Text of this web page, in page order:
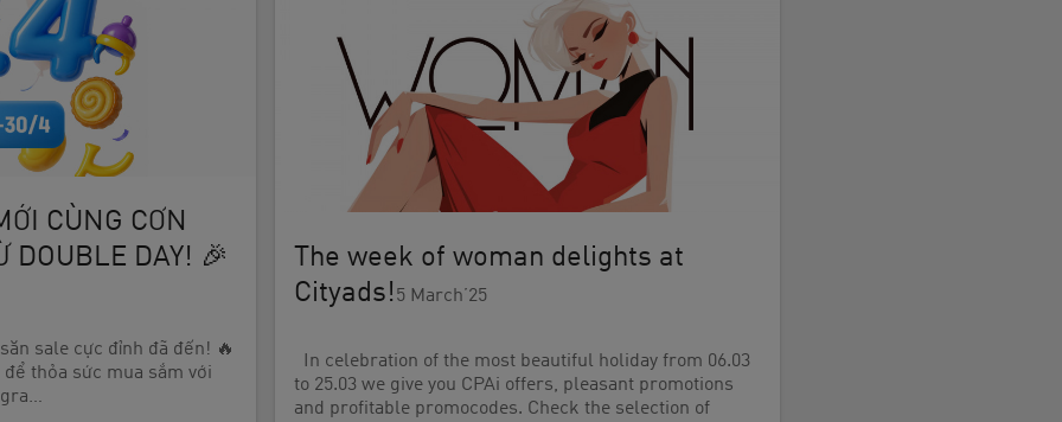
CÙNG CƠN
DOUBLE DAY! 🎉
sale cực đỉnh đã đến! 🔥
thỏa sức mua sắm với
The week of woman delights at
Cityads! 5 March’25
In celebration of the most beautiful holiday from 06.03
to 25.03 we give you CPAi offers, pleasant promotions
and profitable promocodes. Check the selection of